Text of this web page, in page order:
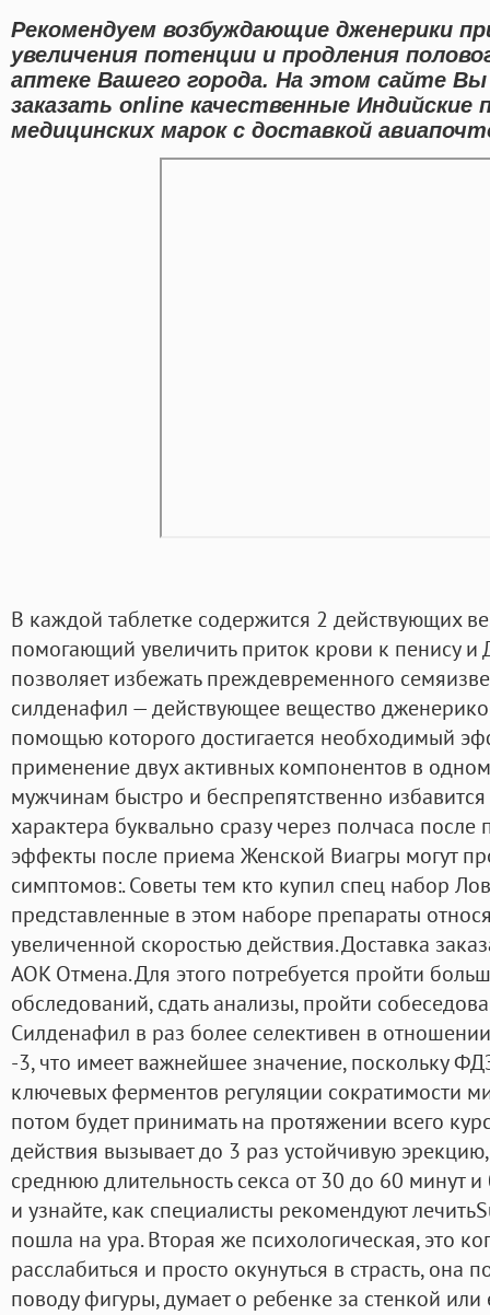
Рекомендуем возбуждающие дженерики
увеличения потенции и продления
аптеке Вашего города. На этом сайте
заказать online качественные
медицинских марок с доставкой
В каждой таблетке содержится 2 действующих
помогающий увеличить приток крови к пенису и
позволяет избежать преждевременного
силденафил — действующее вещество
помощью которого достигается необходимый
применение двух активных компонентов в
мужчинам быстро и беспрепятственно
характера буквально сразу через полчаса
эффекты после приема Женской Виагры могут
симптомов:. Советы тем кто купил спец набор
представленные в этом наборе препараты
увеличенной скоростью действия. Доставка
AOK Отмена. Для этого потребуется пройти
обследований, сдать анализы, пройти
Силденафил в раз более селективен в
-3, что имеет важнейшее значение, поскольку
ключевых ферментов регуляции сократимости
потом будет принимать на протяжении всего
действия вызывает до 3 раз устойчивую
среднюю длительность секса от 30 до 60 минут
и узнайте, как специалисты рекомендуют
пошла на ура. Вторая же психологическая, это
расслабиться и просто окунуться в страсть, она
поводу фигуры, думает о ребенке за стенкой